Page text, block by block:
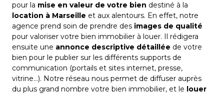
pour la mise en valeur de votre bien destiné à la
location à Marseille et aux alentours. En effet, notre
agence prend soin de prendre des images de qualité
pour valoriser votre bien immobilier à louer. Il rédigera
ensuite une annonce descriptive détaillée de votre
bien pour le publier sur les différents supports de
communication (portails et sites internet, presse,
vitrine…). Notre réseau nous permet de diffuser auprès
du plus grand nombre votre bien immobilier, et le louer